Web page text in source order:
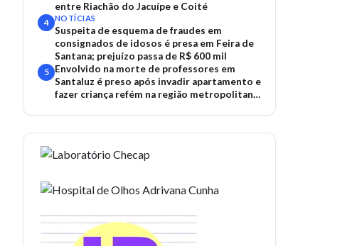
entre Riachão do Jacuípe e Coité
4 NOTÍCIAS
Suspeita de esquema de fraudes em
consignados de idosos é presa em Feira de
Santana; prejuízo passa de R$ 600 mil
5
Envolvido na morte de professores em
Santaluz é preso após invadir apartamento e
fazer criança refém na região metropolitana